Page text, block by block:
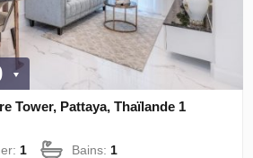
Tower, Pattaya, Thaïlande 1
1 Bains: 1